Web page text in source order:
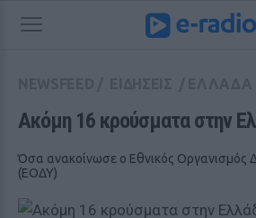
Ακόμη 16 κρούσματα στην
Όσα ανακοίνωσε ο Εθνικός Οργανισμός
(ΕΟΔΥ)